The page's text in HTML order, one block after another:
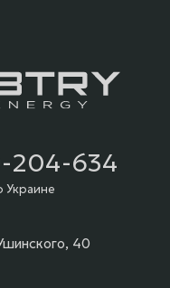
204-634
Украине
40